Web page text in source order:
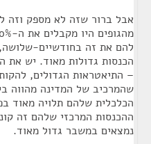
אבל ברור שזה לא מספק וזה
להם את זה בחודשיים-
הכנסות גדולות מאוד. יש את
– התיאטראות הגדולים,
הכלכלית שלהם תלויה מאוד
ההכנסות המרכזי שלהם זה
נמצאים במשבר גדול מאוד.